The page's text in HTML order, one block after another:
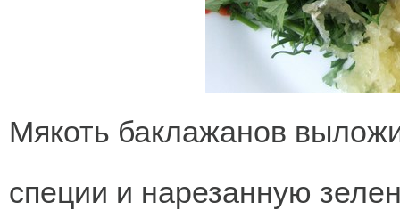
Мякоть баклажанов
специи и нарезанную